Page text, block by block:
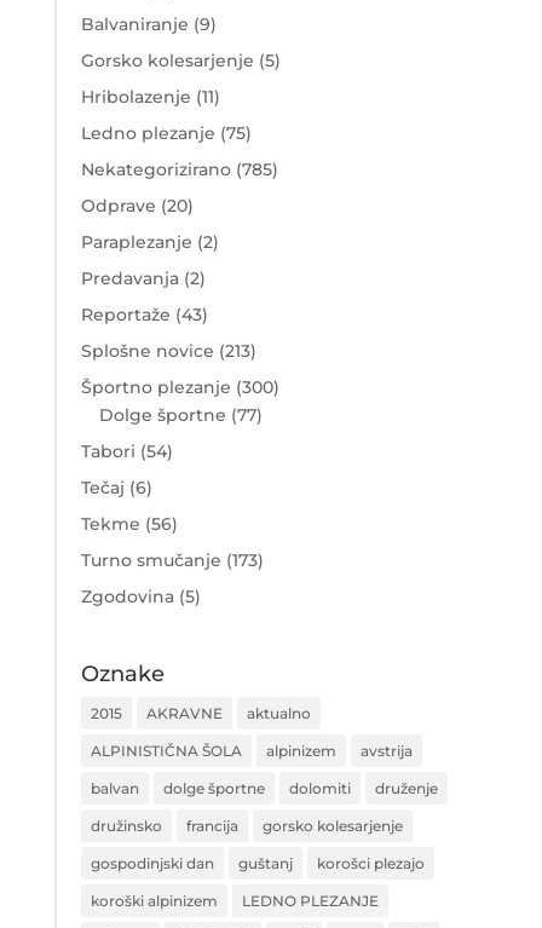
Balvaniranje (9)
Gorsko kolesarjenje (5)
Hribolazenje (11)
Ledno plezanje (75)
Nekategorizirano(785)
Odprave (20)
Paraplezanje (2)
Predavanja(2)
Reportaže (43)
Splošne novice (213)
Športno plezanje (300)
Dolge športne (77)
Tabori (54)
Tečaj (6)
Tekme (56)
Turno smučanje (173)
Zgodovina(5)
Oznake
2015 AKRAVNE aktualno
ALPINISTIČNA ŠOLA alpinizem avstrija
balvan dolge športne dolomiti druženje
družinsko francija gorsko kolesarjenje
gospodinjski dan guštanj korošci plezajo
koroški alpinizem LEDNO PLEZANJE